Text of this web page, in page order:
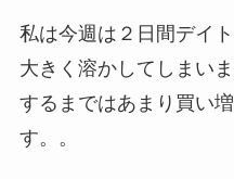
私は今週は２日間デイ
大きく溶かしてしまい
するまではあまり買い
す。。